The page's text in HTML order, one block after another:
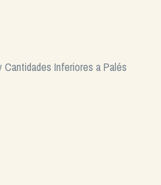
Cantidades Inferiores a Palés